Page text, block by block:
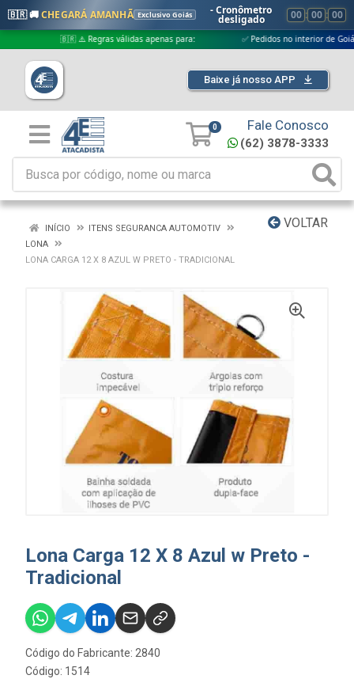
🇧🇷 🚚CHEGARÁ AMANHÃ Exclusivo Goiás - Cronômetro
desligado 00 : 00 : 00
🇧🇷 ⚠️ Regras válidas apenas para: ✅ Pedidos no interior de Goiás
Baixe já nosso APP
0 Fale Conosco
(62) 3878-3333
VOLTAR
INÍCIO
ITENS SEGURANCA AUTOMOTIV
LONA
LONA CARGA 12 X 8 AZUL W PRETO - TRADICIONAL
Lona Carga 12 X 8 Azul w Preto -
Tradicional
Código do Fabricante: 2840
Código: 1514